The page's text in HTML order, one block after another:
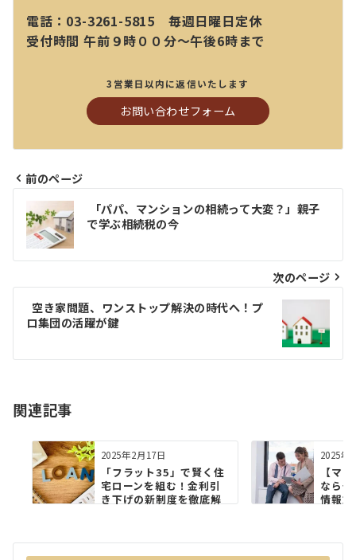
電話：03-3261-5815 毎週日曜日定休
受付時間 午前９時００分～午後6時まで
3営業日以内に返信いたします
お問い合わせフォーム
稿
ナ
ビ
ー
シ
ン
前のページ
「パパ、マンションの相続って大変？」親子
で学ぶ相続税の今
次のページ
空き家問題、ワンストップ解決の時代へ！プ
ロ集団の活躍が鍵
関連記事
2025年2月17日
「フラット35」で賢く住
宅ローンを組む！金利引
き下げの新制度を徹底解
2025年
【マ
なら
情報